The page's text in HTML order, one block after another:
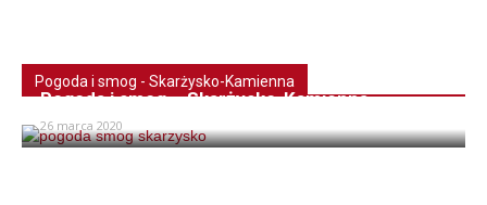
Pogoda i smog - Skarżysko-Kamienna
Pogoda i smog – Skarżysko-Kamienna
26 marca 2020